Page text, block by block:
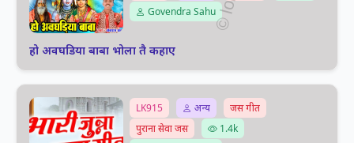
Govendra Sahu
हो अवघडिया बाबा भोला तै कहाए
LK915 अन्य
जस गीत
पुराना सेवा जस
1.4k